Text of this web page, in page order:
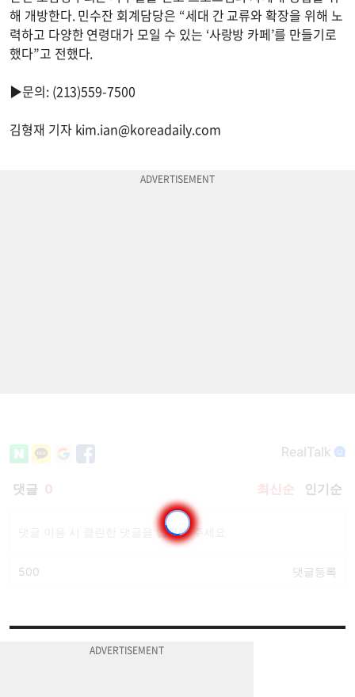
해 개방한다. 민수잔 회계담당은 “세대 간 교류와 확장을 위해 노
력하고 다양한 연령대가 모일 수 있는 ‘사랑방 카페’를 만들기로
했다”고 전했다.
▶문의: (213)559-7500
김형재 기자 kim.ian@koreadaily.com